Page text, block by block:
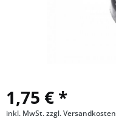
1,75 € *
inkl. MwSt.zzgl. Versandkosten